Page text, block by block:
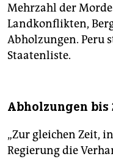
Mehrzahl der
Landkonflikten,
Abholzungen. Peru
Staatenliste.
Abholzungen bis
„Zur gleichen Zeit,
Regierung die